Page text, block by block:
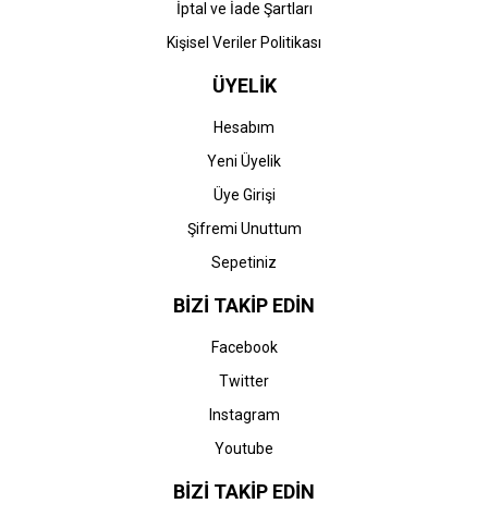
İptal ve İade Şartları
Kişisel Veriler Politikası
ÜYELİK
Hesabım
Yeni Üyelik
Üye Girişi
Şifremi Unuttum
Sepetiniz
BİZİ TAKİP EDİN
Facebook
Twitter
Instagram
Youtube
BİZİ TAKİP EDİN